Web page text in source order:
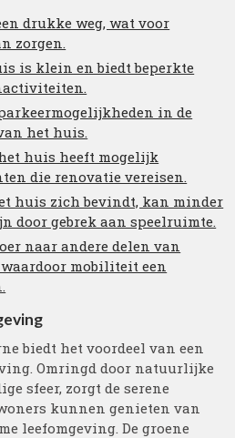
drukke weg, wat voor
zorgen.
is klein en biedt beperkte
in de
het huis.
huis heeft mogelijk
die renovatie vereisen.
huis zich bevindt, kan minder
door gebrek aan speelruimte.
naar andere delen van
mobiliteit een
biedt het voordeel van een
Omringd door natuurlijke
sfeer, zorgt de serene
kunnen genieten van
leefomgeving. De groene